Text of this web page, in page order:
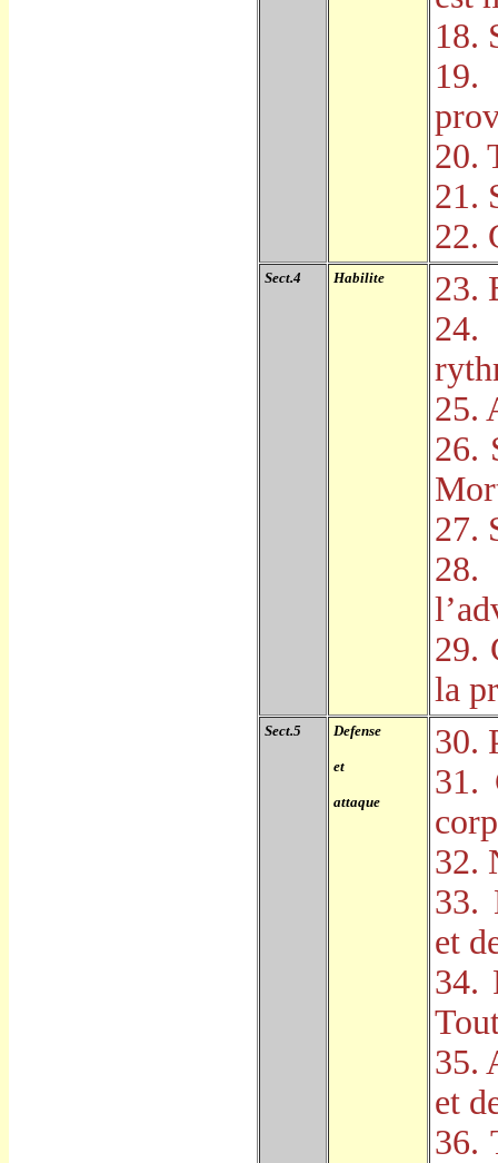
18.
19.
20.
21.
22.
Sect.4 Habilite
23.
24.
25.
26.
27.
l’
29.
la
Sect.5 Defense
et
attaque
30.
31.
32.
33.
et
34.
35.
et
36.